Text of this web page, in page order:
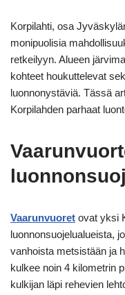
Korpilahti, osa
monipuolisia
retkeilyyn. Alueen
kohteet houkuttelevat
luonnonystäviä. Tässä
Korpilahden parhaat
Vaarunvuoret ovat yksi
luonnonsuojelualueista,
vanhoista metsistään ja
kulkee noin 4 kilometrin
kulkijan läpi rehevien